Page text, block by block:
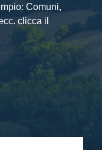
Comuni,
clicca il